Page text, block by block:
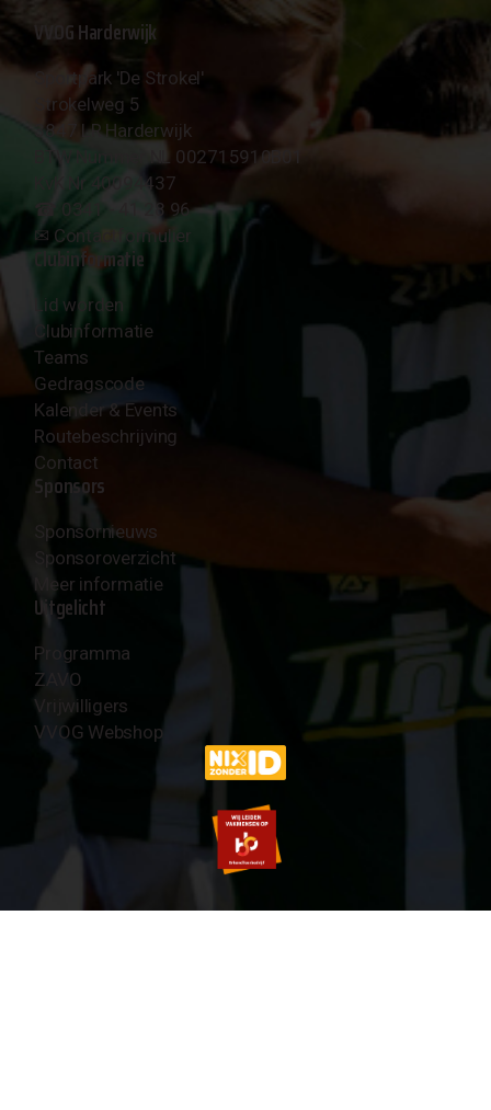
VVOG Harderwijk
Sportpark 'De Strokel'
Strokelweg 5
3847 LR Harderwijk
BTW Nummer NL 002715910B01
KvK Nr 40094437
☎︎ 0341 - 41 28 96
✉︎ Contactformulier
Clubinformatie
Lid worden
Clubinformatie
Teams
Gedragscode
Kalender & Events
Routebeschrijving
Contact
Sponsors
Sponsornieuws
Sponsoroverzicht
Meer informatie
Uitgelicht
Programma
ZAVO
Vrijwilligers
VVOG Webshop